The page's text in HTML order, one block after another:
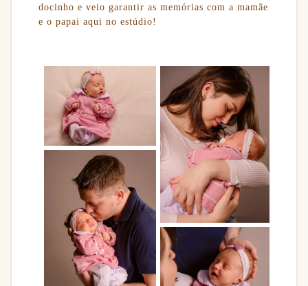
docinho e veio garantir as memórias com a mamãe
e o papai aqui no estúdio!